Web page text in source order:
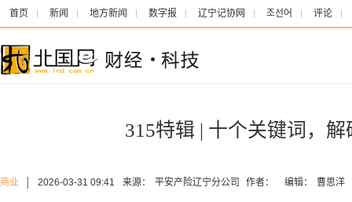
首页 新闻 地方新闻 数字报 辽宁记协网 조선어 评论
315特辑 | 十个关键词，
商业 2026-03-31 09:41 来源： 平安产险辽宁分公司 作者： 编辑： 曹思洋